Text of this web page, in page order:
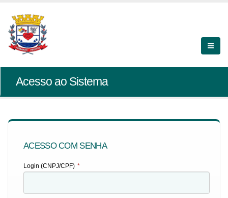
Acesso ao Sistema
ACESSO COM SENHA
Login (CNPJ/CPF) *